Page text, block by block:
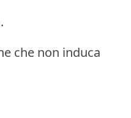
che non induca